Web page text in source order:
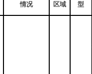
情况 区域 型